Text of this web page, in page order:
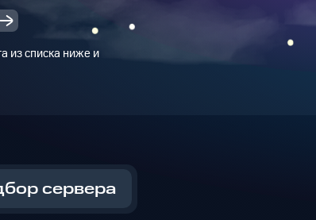
из списка ниже и
сервера